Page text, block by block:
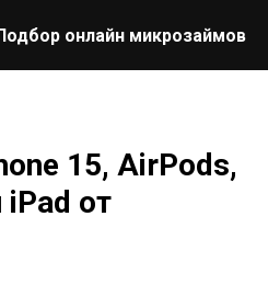
онлайн микрозаймов
15, AirPods,
от